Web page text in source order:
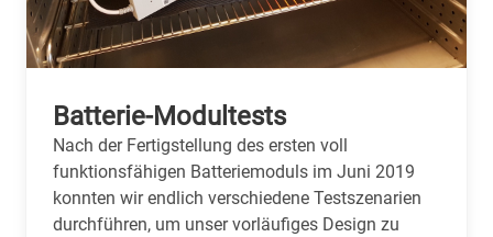
Batterie-Modultests
Nach der Fertigstellung des ersten voll
funktionsfähigen Batteriemoduls im Juni 2019
konnten wir endlich verschiedene Testszenarien
durchführen, um unser vorläufiges Design zu